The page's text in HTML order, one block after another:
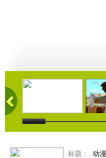
11:10
标题：
动